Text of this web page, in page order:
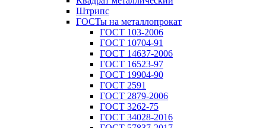
Штрипс
ГОСТы на металлопрокат
ГОСТ 103-2006
ГОСТ 10704-91
ГОСТ 14637-2006
ГОСТ 16523-97
ГОСТ 19904-90
ГОСТ 2591
ГОСТ 2879-2006
ГОСТ 3262-75
ГОСТ 34028-2016